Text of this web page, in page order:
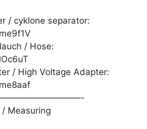
/ cyklone separator:
/ Hose:
/ High Voltage Adapter:
Measuring